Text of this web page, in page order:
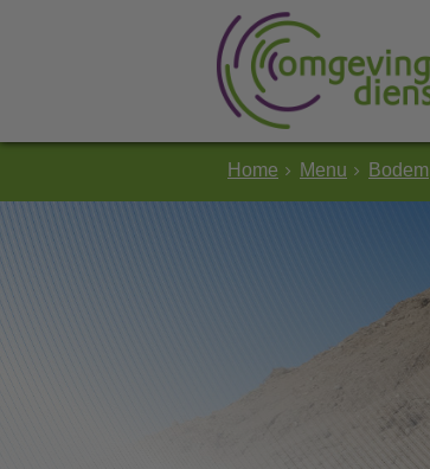
Home Menu Bodem